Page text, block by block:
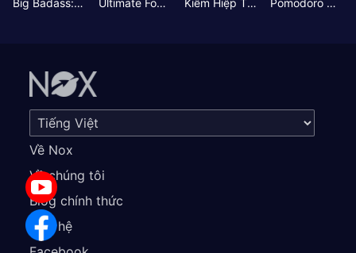
Về Nox
Về chúng tôi
Blog chính thức
Liên hệ